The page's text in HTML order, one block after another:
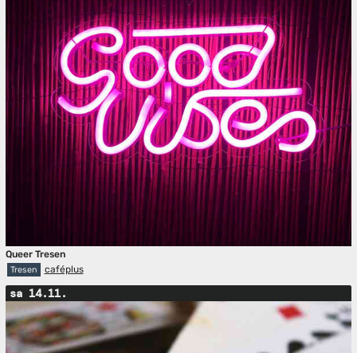
Queer Tresen
Tresen caféplus
sa 14.11.